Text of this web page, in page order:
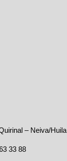
– Neiva/Huila
33 88